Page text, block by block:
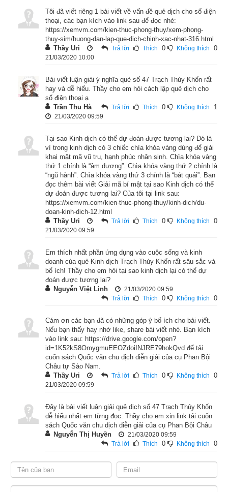
lời hào và lời quẻ số 47
”
Lời giải quẻ kinh dịch Trạch Thủy Khốn: “Khốn” có nghĩa là
“khốn đốn”, “không thể phấn chấn”, “không thể thoát ra khỏi
cảnh bị sa lầy”. Vì vậy, nó có hình tượng bẫy chim đặt thang
nhưng lại rút cọc. "Toát": cầm, "Thê": thang, "Trừu": rút, "Can":
bàn nhau bắt chim sẻ, đã đặt thang rồi, song lại rút cọc đi,
trong lòng hoảng hốt không yên. Kẻ gieo phải quẻ này có điềm
“Tình trạng bất ổn”.
quẻ hơi xấu trong kinh dịch.
uẻ Khốn thì thời vận xấu, cái tiêu
cực chiếm ưu thế, cái tích cực bị lấn át, thời đại mà những
Tôi đã viết riêng 1 bài viết về vấn đề quẻ dịch cho số điện
thoại, các bạn kích vào link sau để đọc nhé:
https://xemvm.com/kien-thuc-phong-thuy/xem-phong-
thuy-sim/huong-dan-lap-que-dich-chinh-xac-nhat-316.html
Thầy Uri
Trả lời Thích 0 Không thích 0
21/03/2020 10:00
Bài viết luận giải ý nghĩa quẻ số 47 Trạch Thủy Khốn rất
hay và dễ hiểu. Thầy cho em hỏi cách lập quẻ dịch cho
số điện thoại ạ
Trần Thu Hà
Trả lời Thích 0 Không thích 1
21/03/2020 09:59
Tại sao Kinh dịch có thể dự đoán được tương lai? Đó là
vì trong kinh dịch có 3 chiếc chìa khóa vàng dùng để giải
khai mật mã vũ trụ, hạnh phúc nhân sinh. Chìa khóa vàng
thứ 1 chính là “âm dương”. Chìa khóa vàng thứ 2 chính là
“ngũ hành”. Chìa khóa vàng thứ 3 chính là “bát quái”. Bạn
đọc thêm bài viết Giải mã bí mật tại sao Kinh dịch có thể
dự đoán được tương lai? Của tôi tại link sau:
https://xemvm.com/kien-thuc-phong-thuy/kinh-dich/du-
doan-kinh-dich-12.html
Thầy Uri
Trả lời Thích 0 Không thích 0
21/03/2020 09:59
Em thích nhất phần ứng dụng vào cuộc sống và kinh
doanh của quẻ Kinh dịch Trạch Thủy Khốn rất sâu sắc và
bổ ích! Thầy cho em hỏi tại sao kinh dịch lại có thể dự
đoán được tương lai?
Nguyễn Việt Linh
Trả lời Thích 0 Không thích 0
21/03/2020 09:59
Cám ơn các bạn đã có những góp ý bổ ích cho bài viết.
Nếu bạn thấy hay nhớ like, share bài viết nhé. Bạn kích
vào link sau: https://drive.google.com/open?
id=1K52kS8OmygmuEEOZdoiINJRE79hokQvd để tải
cuốn sách Quốc văn chu dịch diễn giải của cụ Phan Bội
Châu tự Sào Nam.
Thầy Uri
Trả lời Thích 0 Không thích 0
21/03/2020 09:59
Đây là bài viết luận giải quẻ dịch số 47 Trạch Thủy Khốn
dễ hiểu nhất em từng đọc. Thầy cho em xin link tải cuốn
sách Quốc văn chu dịch diễn giải của cụ Phan Bội Châu
Nguyễn Thị Huyền
Trả lời Thích 0 Không thích 0
21/03/2020 09:59